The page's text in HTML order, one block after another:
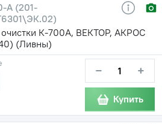
А (201-
очистки К-700А, ВЕКТОР, АКРОС
(Ливны)
− +
Купить